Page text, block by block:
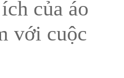
của áo
với cuộc